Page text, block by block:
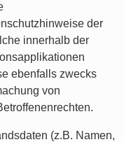
der
innerhalb der
ebenfalls zwecks
von
(z.B. Namen,